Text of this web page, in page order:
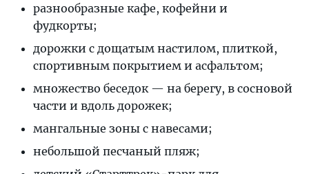
разнообразные кафе, кофейни и
фудкорты;
дорожки с дощатым настилом, плиткой,
спортивным покрытием и асфальтом;
множество беседок — на берегу, в сосновой
части и вдоль дорожек;
мангальные зоны с навесами;
небольшой песчаный пляж;